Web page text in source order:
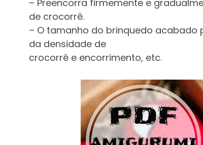
– Preencorra firmemente e
de crocorrê.
– O tamanho do brinquedo acabado
da densidade de
crocorrê e encorrimento, etc.